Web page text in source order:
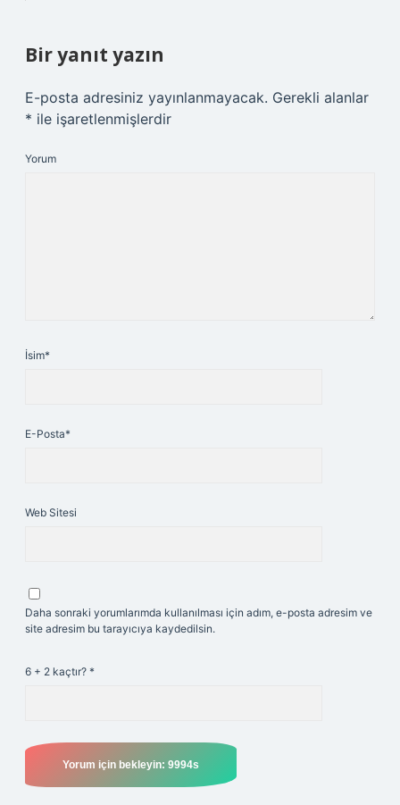
Bir yanıt yazın
E-posta adresiniz yayınlanmayacak. Gerekli alanlar
* ile işaretlenmişlerdir
Yorum
İsim*
E-Posta*
Web Sitesi
Daha sonraki yorumlarımda kullanılması için adım, e-posta adresim ve
site adresim bu tarayıcıya kaydedilsin.
6 + 2 kaçtır? *